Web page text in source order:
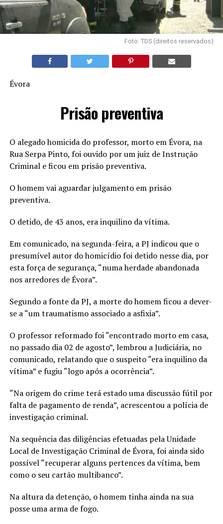
Foto: TDS (direitos reservados)
Évora
Prisão preventiva
O alegado homicida do professor, morto em Évora, na
Rua Serpa Pinto, foi ouvido por um juiz de Instrução
Criminal e ficou em prisão preventiva.
O homem vai aguardar julgamento em prisão
preventiva.
O detido, de 43 anos, era inquilino da vítima.
Em comunicado, na segunda-feira, a PJ indicou que o
presumível autor do homicídio foi detido nesse dia, por
esta força de segurança, “numa herdade abandonada
nos arredores de Évora”.
Segundo a fonte da PJ, a morte do homem ficou a dever-
se a “um traumatismo associado a asfixia”.
O professor reformado foi “encontrado morto em casa,
no passado dia 02 de agosto”, lembrou a Judiciária, no
comunicado, relatando que o suspeito “era inquilino da
vítima” e fugiu “logo após a ocorrência”.
“Na origem do crime terá estado uma discussão fútil por
falta de pagamento de renda”, acrescentou a polícia de
investigação criminal.
Na sequência das diligências efetuadas pela Unidade
Local de Investigação Criminal de Évora, foi ainda sido
possível “recuperar alguns pertences da vítima, bem
como o seu cartão multibanco”.
Na altura da detenção, o homem tinha ainda na sua
posse uma arma de fogo.